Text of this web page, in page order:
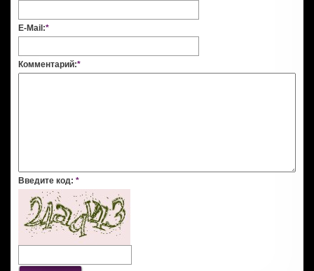
E-Mail:*
Комментарий:*
Введите код: *